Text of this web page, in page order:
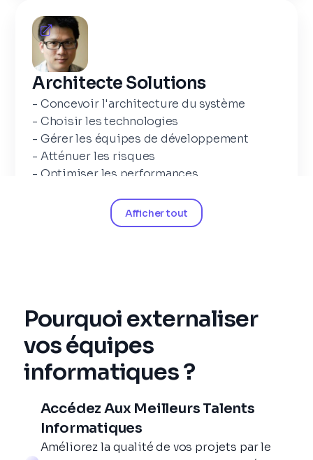
Architecte Solutions
- Concevoir l'architecture du système
- Choisir les technologies
- Gérer les équipes de développement
- Atténuer les risques
- Optimiser les performances
Architecte Logiciel
- Evaluer, identifier et développer des
solutions logicielles
- Diriger des projets de développement de
logiciels
- Documenter et enregistrer tous les
aspects d'une application ou d'un logiciel
- Former et superviser les activités des
membres de l'équipe de développement
Afficher tout
Pourquoi externaliser
vos équipes
informatiques ?
Accédez Aux Meilleurs Talents
Informatiques
Améliorez la qualité de vos projets par le